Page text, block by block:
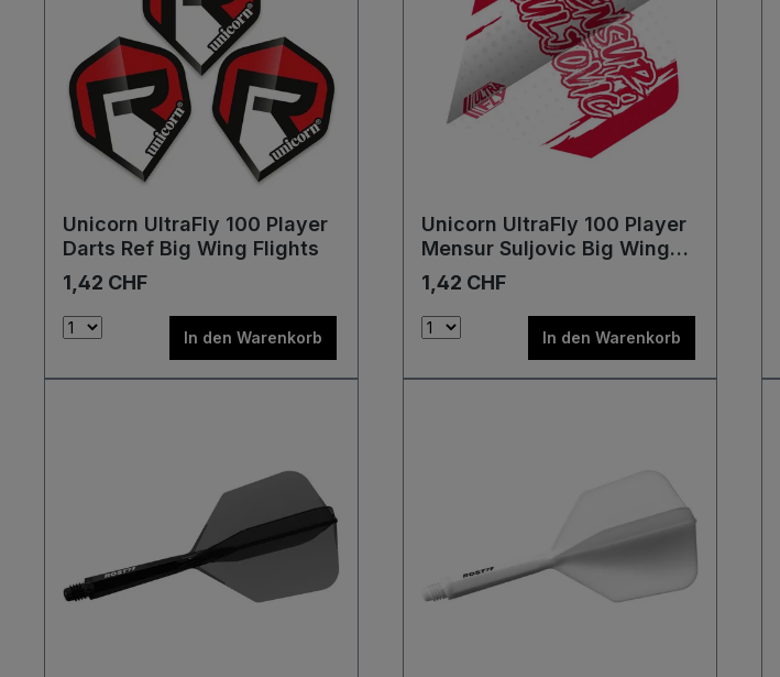
Unicorn UltraFly 100 Player
Darts Ref Big Wing Flights
1,42 CHF
In den Warenkorb
Unicorn UltraFly 100 Player
Mensur Suljovic Big Wing
Flights
1,42 CHF
In den Warenkorb